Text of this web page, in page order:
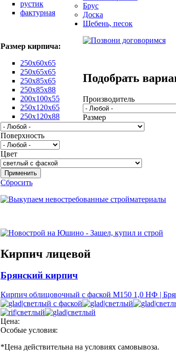
рустик
фактурная
Размер кирпича:
250х60х65
250х65х65
250х85х65
250х85х88
200х100х55
250х120х65
250х120х88
Брус
Доска
Щебень, песок
Подобрать
Производитель
Размер
Поверхность
Цвет
Сбросить
Кирпич лицевой
Брянский кирпич
Кирпич облицовочный с фаской М150 1,0 НФ |
Цена:
Особые условия:
*Цена действительна на условиях самовывоза.